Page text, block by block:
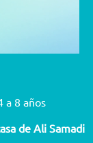
a 8 años
de Ali Samadi